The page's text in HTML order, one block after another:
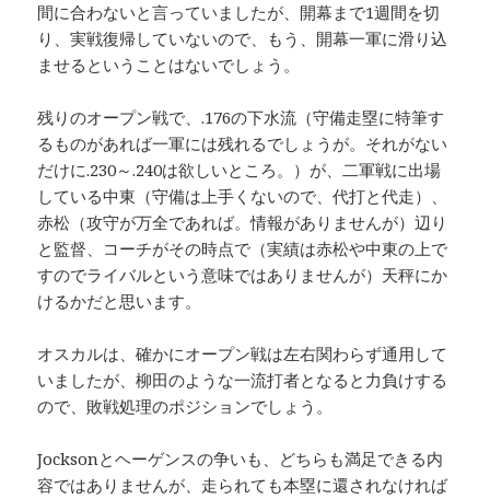
間に合わないと言っていましたが、開幕まで1週間を切
り、実戦復帰していないので、もう、開幕一軍に滑り込
ませるということはないでしょう。
残りのオープン戦で、.176の下水流（守備走塁に特筆す
るものがあれば一軍には残れるでしょうが。それがない
だけに.230～.240は欲しいところ。）が、二軍戦に出場
している中東（守備は上手くないので、代打と代走）、
赤松（攻守が万全であれば。情報がありませんが）辺り
と監督、コーチがその時点で（実績は赤松や中東の上で
すのでライバルという意味ではありませんが）天秤にか
けるかだと思います。
オスカルは、確かにオープン戦は左右関わらず通用して
いましたが、柳田のような一流打者となると力負けする
ので、敗戦処理のポジションでしょう。
Jocksonとヘーゲンスの争いも、どちらも満足できる内
容ではありませんが、走られても本塁に還されなければ